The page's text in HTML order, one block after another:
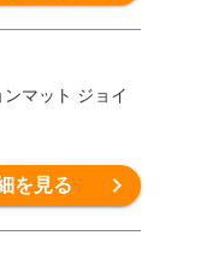
マット ジョイ
を見る